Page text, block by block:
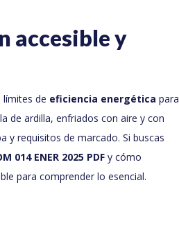
accesible y
límites de eficiencia energética para
de ardilla, enfriados con aire y con
y requisitos de marcado. Si buscas
014 ENER 2025 PDF y cómo
para comprender lo esencial.